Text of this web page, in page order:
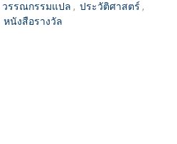
วรรณกรรมแปล , ประวัติศาสตร์ ,
หนังสือรางวัล